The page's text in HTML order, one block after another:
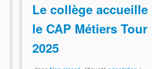
Le collège accueille
le CAP Métiers Tour
2025